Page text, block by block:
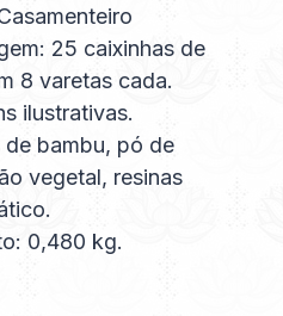
25 caixinhas de
8 varetas cada.
ilustrativas.
bambu, pó de
vegetal, resinas
0,480 kg.